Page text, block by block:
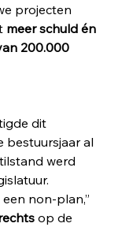
projecten
meer schuld én
200.000
dit
bestuursjaar al
werd
non-plan,”
op de